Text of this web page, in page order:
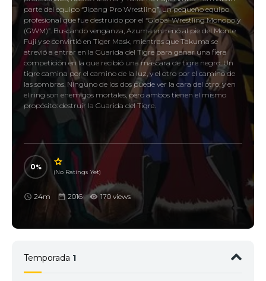
parte del equipo “Jipang Pro Wrestling”, un pequeño equipo
profesional que fue destruido por el “Global Wrestling Monopoly
(GWM)”. Buscando venganza, Azuma entrenó al pie del Monte
Fuji y se convirtió en Tiger Mask, mientras que Takuma se
atrevió a entrar en la Guarida del Tigre para ganar una fiera
competición en la que recibió una máscara de tigre negro. Un
tigre camina por el camino de la luz, y el otro por el camino de
las sombras. Ninguno de los dos puede ver la cara del otro, y en
el ring son enemigos mortales, pero ambos tienen el mismo
propósito: destruir la Guarida del Tigre.
0
(No Ratings Yet)
24m 2016 170 views
Temporada 1